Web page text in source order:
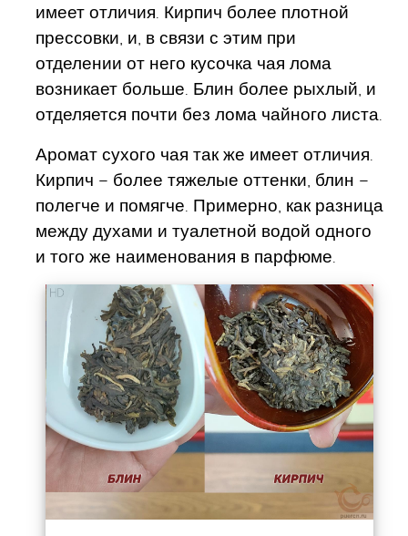
имеет отличия. Кирпич более плотной
прессовки, и, в связи с этим при
отделении от него кусочка чая лома
возникает больше. Блин более рыхлый, и
отделяется почти без лома чайного листа.
Аромат сухого чая так же имеет отличия.
Кирпич – более тяжелые оттенки, блин –
полегче и помягче. Примерно, как разница
между духами и туалетной водой одного
и того же наименования в парфюме.